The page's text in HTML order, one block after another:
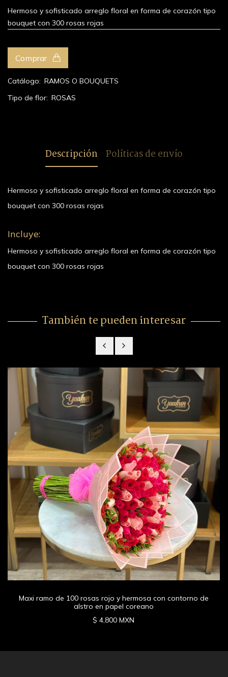
Hermoso y sofisticado arreglo floral en forma de corazón tipo
bouquet con 300 rosas rojas
Comprar
Catálogo: RAMOS O BOUQUETS
Tipo de flor: ROSAS
Descripción Políticas de envío
Hermoso y sofisticado arreglo floral en forma de corazón tipo
bouquet con 300 rosas rojas
Incluye:
Hermoso y sofisticado arreglo floral en forma de corazón tipo
bouquet con 300 rosas rojas
También te pueden interesar
Maxi ramo de 100 rosas rojo y hermosa con contorno de
alstro en papel coreano
$ 4,800 MXN